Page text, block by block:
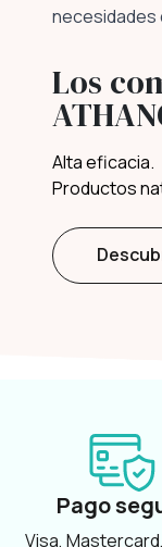
necesidades
Los
Alta eficacia.
Productos
Pago
Visa,